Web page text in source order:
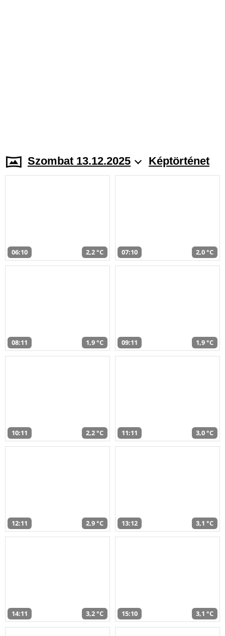
Szombat 13.12.2025 Képtörténet
06:10 2,2 °C 07:10 2,0 °C
08:11 1,9 °C 09:11 1,9 °C
10:11 2,2 °C 11:11 3,0 °C
12:11 2,9 °C 13:12 3,1 °C
14:11 3,2 °C 15:10 3,1 °C